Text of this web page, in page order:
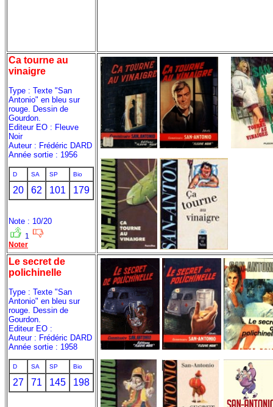
Ca tourne au
vinaigre
Type : Texte "San
Antonio" en bleu sur
rouge. Dessin de
Gourdon.
Editeur EO : Fleuve
Noir
Auteur : Frédéric DARD
Année sortie : 1956
D SA SP Bio
20 62 101 179
Note : 10/20
1
Noter
Le secret de
polichinelle
Type : Texte "San
Antonio" en bleu sur
rouge. Dessin de
Gourdon.
Editeur EO :
Auteur : Frédéric DARD
Année sortie : 1958
D SA SP Bio
27 71 145 198